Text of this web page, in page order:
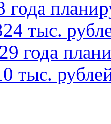
тыс.
года
тыс.